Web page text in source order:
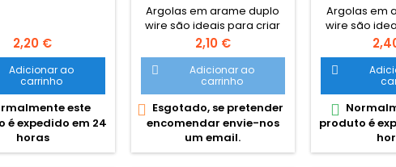
Preço
2,20 €
Adicionar ao
carrinho
este
é expedido em 24
horas
Argolas em arame duplo
wire são ideais para criar
documentos
encadernados com um
acabamento sofisticado e
durável. Encadernações
com considerável grau de
resistência.
Preço
2,10 €

Adicionar ao
carrinho
 Esgotado, se pretender
encomendar envie-nos
um email.
Argolas em
wire são
acabamento
durável.
com


produto é